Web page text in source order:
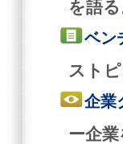
を語る
ベン
ストピ
企業
ー企業